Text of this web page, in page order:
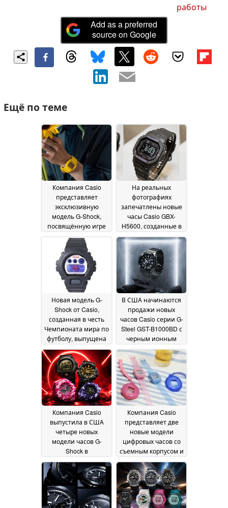
работы
Add as a preferred
source on Google
Ещё по теме
Компания Casio
представляет
эксклюзивную
модель G-Shock,
посвящённую игре
20-летия игры
2026
На реальных
фотографиях
запечатлены новые
часы Casio GBX-
H5600, созданные в
рамках
коллаборации и
оснащенные
множеством
функций15 July 2026
Новая модель G-
Shock от Casio,
созданная в честь
Чемпионата мира по
футболу, выпущена
ограниченным
тиражом — всего 2
026 экземпляров14
July 2026
В США начинаются
продажи новых
часов Casio серии G-
Steel GST-B1000BD с
черным ионным
покрытием14 July 2026
Компания Casio
выпустила в США
четыре новых
модели часов G-
Shock в
камуфляжном стиле
14 July 2026
Компания Casio
представляет две
новые модели
цифровых часов со
съемным корпусом и
ретро-дизайном в
стиле Y2K06 July 2026